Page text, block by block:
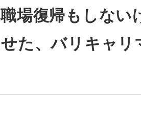
場復帰もしな
た、バリキャリ